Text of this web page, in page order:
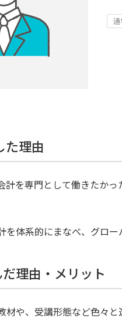
通
た理由
計を専門として働きたか
を体系的にまなべ、グロ
理由・メリット
材や、受講形態など色々